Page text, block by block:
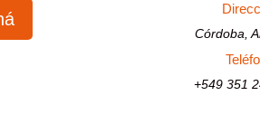
Córdoba,
+549 351